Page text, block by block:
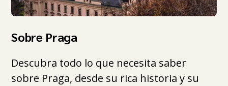
Sobre Praga
Descubra todo lo que necesita saber
sobre Praga, desde su rica historia y su